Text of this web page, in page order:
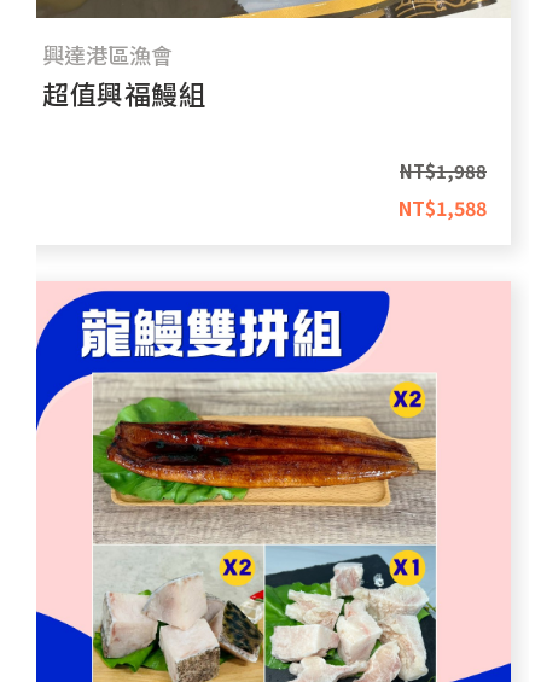
興達港區漁會
超值興福鰻組
NT$1,988
NT$1,588